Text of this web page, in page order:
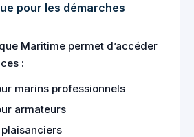
pour les démarches
Maritime permet d’accéder
:
marins professionnels
armateurs